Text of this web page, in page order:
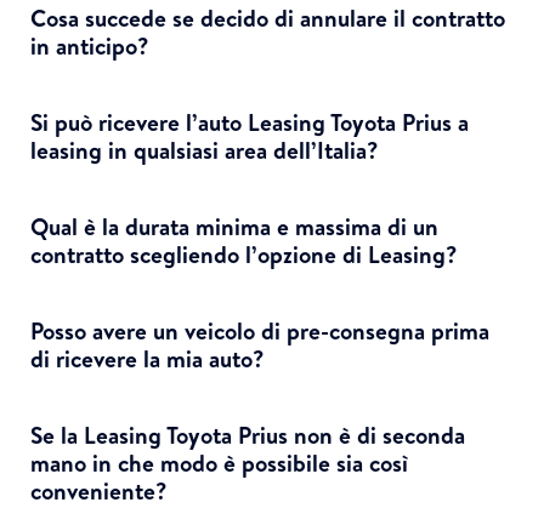
Cosa succede se decido di annulare il contratto
in anticipo?
Si può ricevere l’auto Leasing Toyota Prius a
leasing in qualsiasi area dell’Italia?
Qual è la durata minima e massima di un
contratto scegliendo l’opzione di Leasing?
Posso avere un veicolo di pre-consegna prima
di ricevere la mia auto?
Se la Leasing Toyota Prius non è di seconda
mano in che modo è possibile sia così
conveniente?